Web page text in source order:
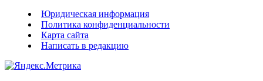
Юридическая информация
Политика конфиденциальности
Карта сайта
Написать в редакцию